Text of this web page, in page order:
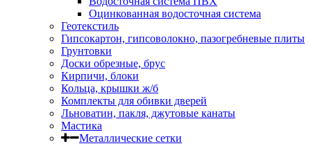
Оцинкованная водосточная система
Геотекстиль
Гипсокартон, гипсоволокно, пазогребневые плиты
Грунтовки
Доски обрезные, брус
Кирпичи, блоки
Кольца, крышки ж/б
Комплекты для обивки дверей
Льноватин, пакля, джутовые канаты
Мастика
Металлические сетки